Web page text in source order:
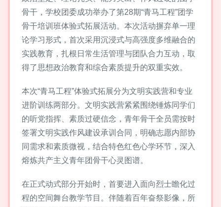
骨干，学校团委成功举办了第28期“青马工程”团学
骨干培训班体验式拓展活动。本次活动摒弃单一理
论学习形式，首次采用沉浸式与高强度多维融合的
实践教育，扎根日常生活管理与团队合力互动，取
得了思想政治教育和综合素质提升的双重实效。
本次“青马工程”体验式拓展分为文明实践营和专业
进阶训练两部分。文明实践营紧紧围绕锤炼同学们
的听党指挥、素质过硬信念，青年骨干全员需按时
签署文明实践作风建设承训合同，明确志愿内部协
同需求和素质微视，结合特色红色心学环节，深入
熔炼共产主义青年团骨干心灵图谱。
在正式动式部分开始时，首要进入面向烈士瞻化过
程的空间舞台教学节目。伴随着百年奋祭影像，所